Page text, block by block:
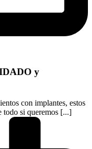
y
con implantes, estos
todo si queremos [...]